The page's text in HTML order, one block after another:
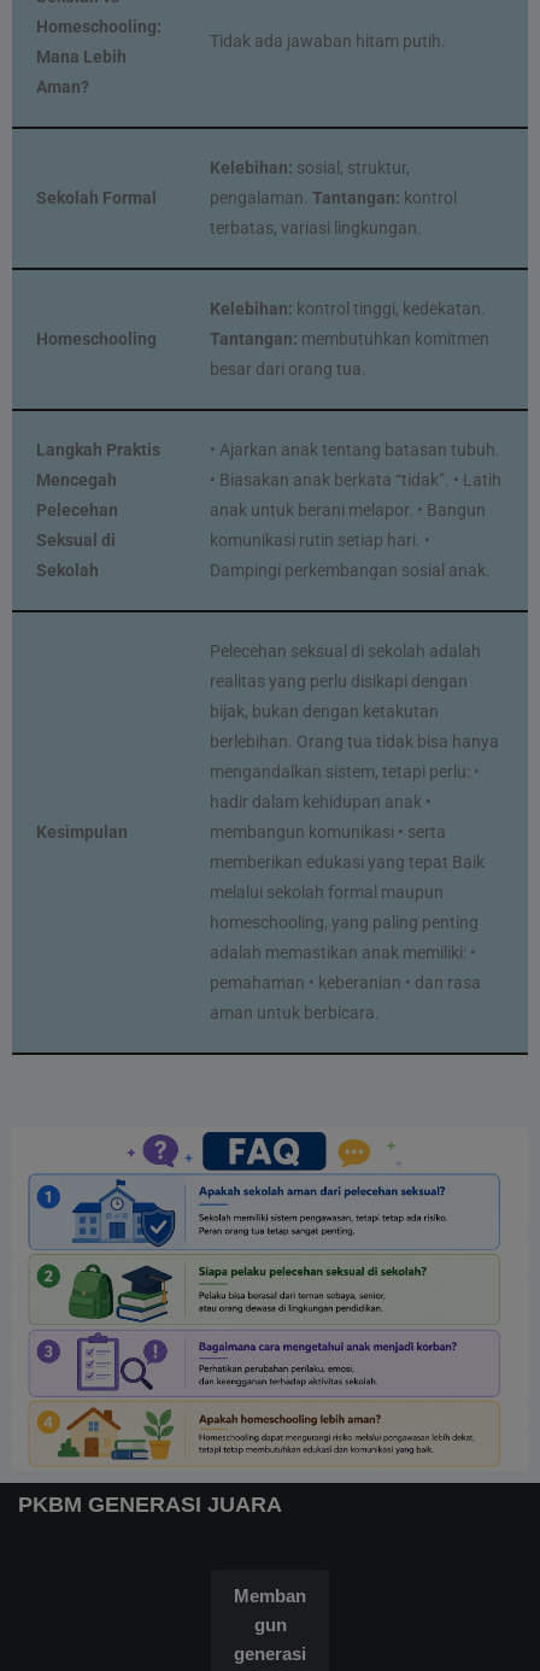
Homeschooling:
Mana Lebih
Aman?
Tidak ada jawaban hitam putih.
Sekolah Formal
Kelebihan: sosial, struktur,
pengalaman. Tantangan: kontrol
terbatas, variasi lingkungan.
Homeschooling
Kelebihan: kontrol tinggi, kedekatan.
Tantangan: membutuhkan komitmen
besar dari orang tua.
Langkah Praktis
Mencegah
Pelecehan
Seksual di
Sekolah
• Ajarkan anak tentang batasan tubuh.
• Biasakan anak berkata “tidak”. • Latih
anak untuk berani melapor. • Bangun
komunikasi rutin setiap hari. •
Dampingi perkembangan sosial anak.
Kesimpulan
Pelecehan seksual di sekolah adalah
realitas yang perlu disikapi dengan
bijak, bukan dengan ketakutan
berlebihan. Orang tua tidak bisa hanya
mengandalkan sistem, tetapi perlu: •
hadir dalam kehidupan anak •
membangun komunikasi • serta
memberikan edukasi yang tepat Baik
melalui sekolah formal maupun
homeschooling, yang paling penting
adalah memastikan anak memiliki: •
pemahaman • keberanian • dan rasa
aman untuk berbicara.
PKBM GENERASI JUARA
Memban
gun
generasi